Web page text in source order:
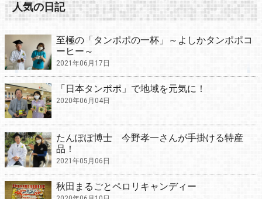
人気の日記
至極の「タンポポの一杯」～よしかタンポポコ
ーヒー～
2021年06月17日
「日本タンポポ」で地域を元気に！
2020年06月04日
たんぽぽ博士 今野孝一さんが手掛ける特産
品！
2021年05月06日
秋田まるごとペロリキャンディー